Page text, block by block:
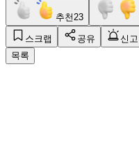
추천 23
스크랩 공유
신고
목록